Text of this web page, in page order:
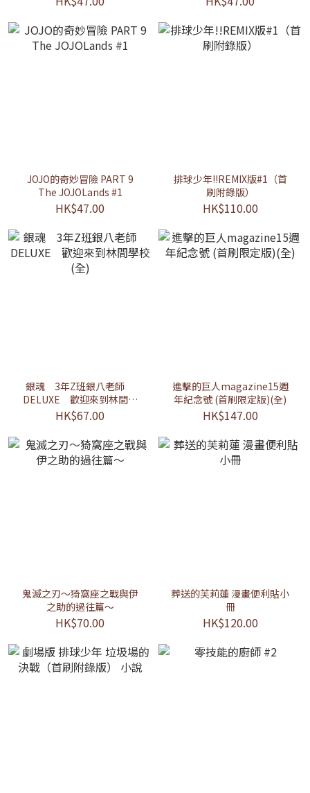
JOJO的奇妙冒險 PART 9
The JOJOLands #1
HK$47.00
排球少年!!REMIX版#1（首
刷附錄版）
HK$110.00
銀魂 3年Z班銀八老師
DELUXE 歡迎來到林間學
校(全)
HK$67.00
進擊的巨人magazine15週
年紀念號 (首刷限定版)(全)
HK$147.00
鬼滅之刃～猗窩座之戰與伊
之助的過往篇～
HK$70.00
葬送的芙莉蓮 漫畫便利貼小
冊
HK$120.00